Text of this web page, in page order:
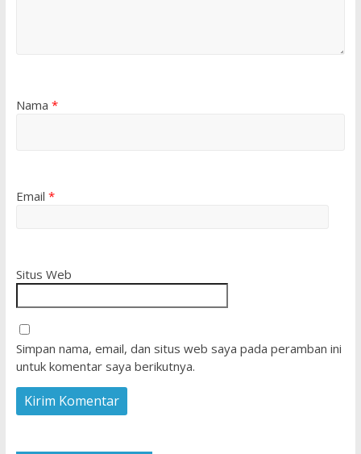
Nama *
Email *
Situs Web
Simpan nama, email, dan situs web saya pada peramban ini
untuk komentar saya berikutnya.